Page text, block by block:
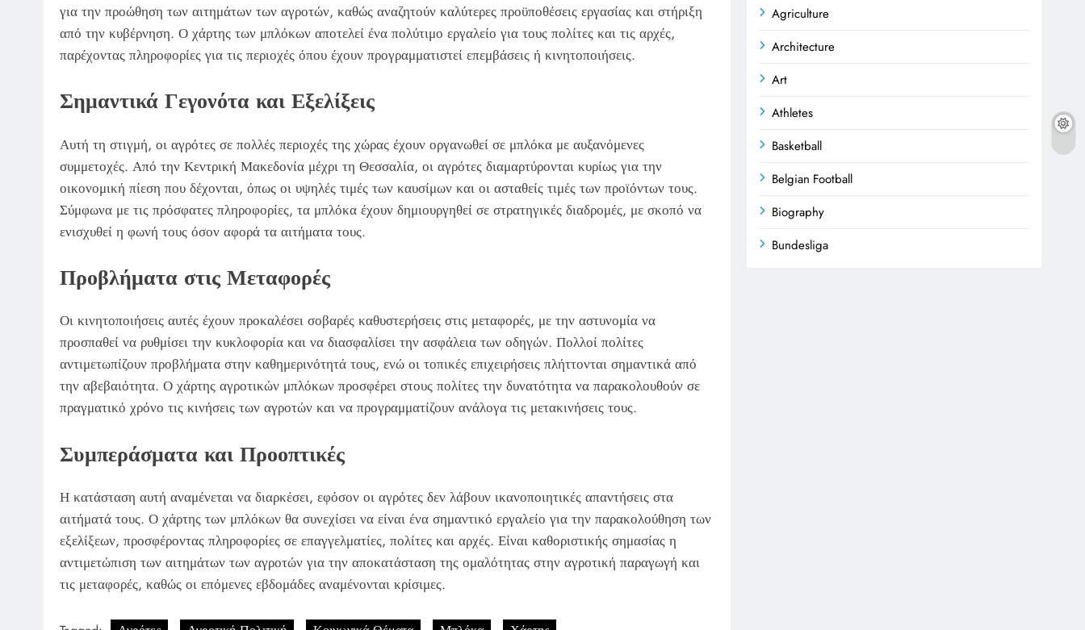
για την προώθηση των αιτημάτων των αγροτών, καθώς αναζητούν καλύτερες προϋποθέσεις εργασίας και στήριξη
από την κυβέρνηση. Ο χάρτης των μπλόκων αποτελεί ένα πολύτιμο εργαλείο για τους πολίτες και τις αρχές,
παρέχοντας πληροφορίες για τις περιοχές όπου έχουν προγραμματιστεί επεμβάσεις ή κινητοποιήσεις.
Σημαντικά Γεγονότα και Εξελίξεις
Αυτή τη στιγμή, οι αγρότες σε πολλές περιοχές της χώρας έχουν οργανωθεί σε μπλόκα με αυξανόμενες
συμμετοχές. Από την Κεντρική Μακεδονία μέχρι τη Θεσσαλία, οι αγρότες διαμαρτύρονται κυρίως για την
οικονομική πίεση που δέχονται, όπως οι υψηλές τιμές των καυσίμων και οι ασταθείς τιμές των προϊόντων τους.
Σύμφωνα με τις πρόσφατες πληροφορίες, τα μπλόκα έχουν δημιουργηθεί σε στρατηγικές διαδρομές, με σκοπό να
ενισχυθεί η φωνή τους όσον αφορά τα αιτήματα τους.
Προβλήματα στις Μεταφορές
Οι κινητοποιήσεις αυτές έχουν προκαλέσει σοβαρές καθυστερήσεις στις μεταφορές, με την αστυνομία να
προσπαθεί να ρυθμίσει την κυκλοφορία και να διασφαλίσει την ασφάλεια των οδηγών. Πολλοί πολίτες
αντιμετωπίζουν προβλήματα στην καθημερινότητά τους, ενώ οι τοπικές επιχειρήσεις πλήττονται σημαντικά από
την αβεβαιότητα. Ο χάρτης αγροτικών μπλόκων προσφέρει στους πολίτες την δυνατότητα να παρακολουθούν σε
πραγματικό χρόνο τις κινήσεις των αγροτών και να προγραμματίζουν ανάλογα τις μετακινήσεις τους.
Συμπεράσματα και Προοπτικές
Η κατάσταση αυτή αναμένεται να διαρκέσει, εφόσον οι αγρότες δεν λάβουν ικανοποιητικές απαντήσεις στα
αιτήματά τους. Ο χάρτης των μπλόκων θα συνεχίσει να είναι ένα σημαντικό εργαλείο για την παρακολούθηση των
εξελίξεων, προσφέροντας πληροφορίες σε επαγγελματίες, πολίτες και αρχές. Είναι καθοριστικής σημασίας η
αντιμετώπιση των αιτημάτων των αγροτών για την αποκατάσταση της ομαλότητας στην αγροτική παραγωγή και
τις μεταφορές, καθώς οι επόμενες εβδομάδες αναμένονται κρίσιμες.
Agriculture
Architecture
Art
Athletes
Basketball
Belgian Football
Biography
Bundesliga